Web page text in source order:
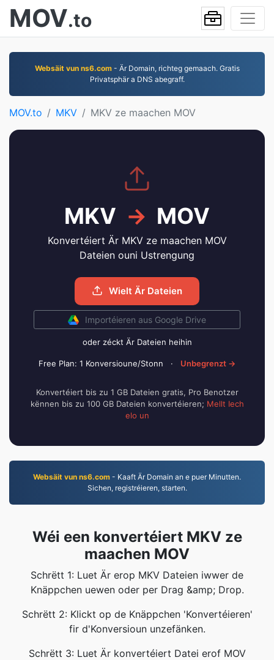
MOV.to
Websäit vun ns6.com- Är Domain, richteg gemaach. Gratis
Privatsphär a DNS abegraff.
MOV.to MKV MKV ze maachen MOV
MKV → MOV
Konvertéiert Är MKV ze maachen MOV
Dateien ouni Ustrengung
Wielt Är Dateien
Importéieren aus Google Drive
oder zéckt Är Dateien heihin
Free Plan: 1 Konversioune/Stonn · Unbegrenzt →
Konvertéiert bis zu 1 GB Dateien gratis, Pro Benotzer
kënnen bis zu 100 GB Dateien konvertéieren; Mellt Iech
elo un
Websäit vun ns6.com - Kaaft Är Domain an e puer Minutten.
Sichen, registréieren, starten.
Wéi een konvertéiert MKV ze
maachen MOV
Schrëtt 1: Luet Är erop MKV Dateien iwwer de
Knäppchen uewen oder per Drag &amp; Drop.
Schrëtt 2: Klickt op de Knäppchen 'Konvertéieren'
fir d'Konversioun unzefänken.
Schrëtt 3: Luet Är konvertéiert Datei erof MOV